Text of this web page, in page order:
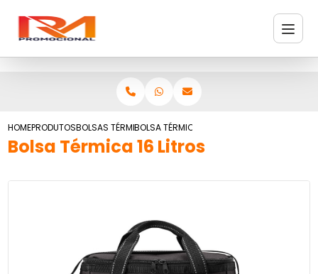
HOMEPRODUTOSBOLSAS TÉRMICASBOLSA TÉRMICA 16 LITROS
Bolsa Térmica 16 Litros